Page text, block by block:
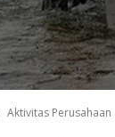
Aktivitas Perusahaan